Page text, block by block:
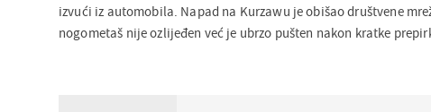
izvući iz automobila. Napad na Kurzawu je obišao društvene
nogometaš nije ozlijeđen već je ubrzo pušten nakon kratke